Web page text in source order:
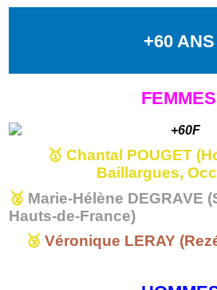
+60 ANS
FEMMES
🥇 Chantal POUGET
Baillargues,
🥈 Marie-Hélène DEGRAVE
Hauts-de-France)
🥉 Véronique LERAY